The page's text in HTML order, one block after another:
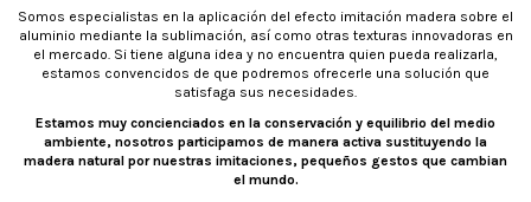
Somos especialistas en la aplicación del efecto imitación madera sobre el
aluminio mediante la sublimación, así como otras texturas innovadoras en
el mercado. Si tiene alguna idea y no encuentra quien pueda realizarla,
estamos convencidos de que podremos ofrecerle una solución que
satisfaga sus necesidades.
Estamos muy concienciados en la conservación y equilibrio del medio
ambiente, nosotros participamos de manera activa sustituyendo la
madera natural por nuestras imitaciones, pequeños gestos que cambian
el mundo.